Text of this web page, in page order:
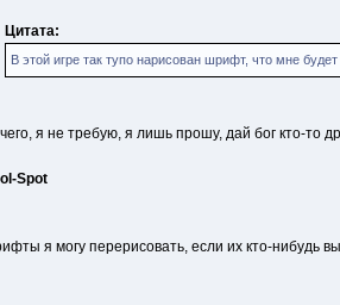
Цитата:
В этой игре так тупо нарисован шрифт, что мне
я не требую, я лишь прошу, дай бог кто-то
Spot
я могу перерисовать, если их кто-нибудь